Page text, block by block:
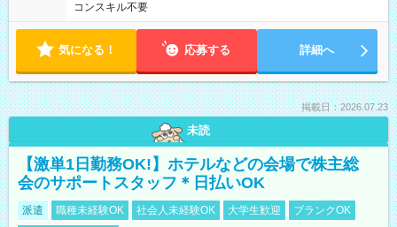
コンスキル不要
気になる！ 応募する 詳細へ
掲載日：2026.07.23
未読
【激単1日勤務OK!】ホテルなどの会場で株主総
会のサポートスタッフ＊日払いOK
派遣 職種未経験OK 社会人未経験OK 大学生歓迎
ブランクOK